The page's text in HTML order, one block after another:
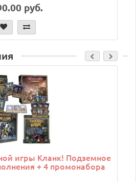
руб.
игры Кланк! Подземное
+ 4 промонабора